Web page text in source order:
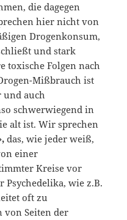
die dagegen
hier nicht von
Drogenkonsum,
und stark
toxische Folgen nach
Mißbrauch ist
und auch
schwerwiegend in
alt ist. Wir sprechen
das, wie jeder weiß,
einer
Kreise vor
wie z.B.
oft zu
Seiten der